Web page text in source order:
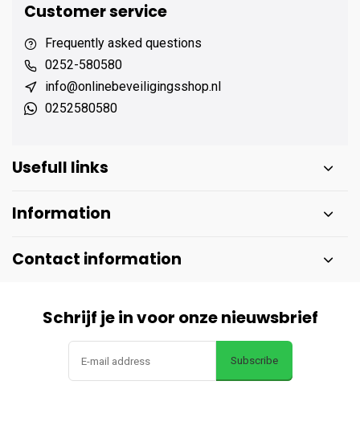
Customer service
Frequently asked questions
0252-580580
info@onlinebeveiligingsshop.nl
0252580580
Usefull links
Information
Contact information
Schrijf je in voor onze nieuwsbrief
Subscribe